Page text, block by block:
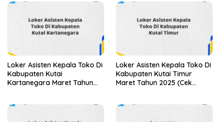
Loker Asisten Kepala Toko Di
Kabupaten Kutai
Kartanegara Maret Tahun
Loker Asisten Kepala Toko Di
Kabupaten Kutai Timur
Maret Tahun 2025 (Cek